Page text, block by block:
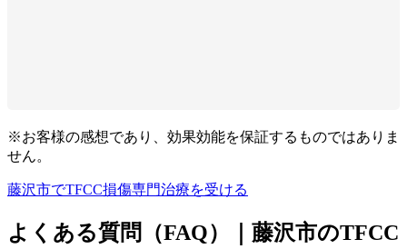
※お客様の感想であり、効果効能を保証するものではありま
せん。
藤沢市でTFCC損傷専門治療を受ける
よくある質問（FAQ）｜藤沢市のTFCC